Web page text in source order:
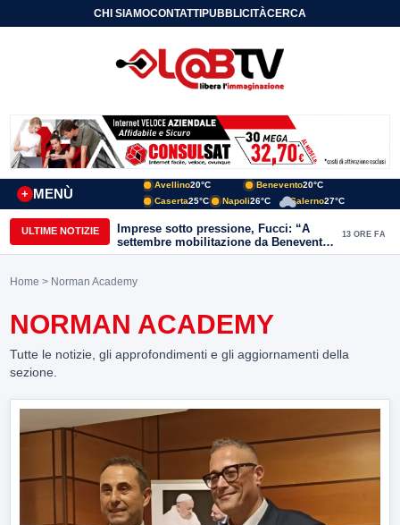
CHI SIAMOCONTATTIPUBBLICITÀCERCA
MENÙ
+
Avellino20°C Benevento20°C
Caserta25°C Napoli26°C Salerno27°C
ULTIME NOTIZIE
Imprese sotto pressione, Fucci: “A
settembre mobilitazione da Benevento
e Avellino”
13 ORE FA
Home > Norman Academy
NORMAN ACADEMY
Tutte le notizie, gli approfondimenti e gli aggiornamenti della
sezione.